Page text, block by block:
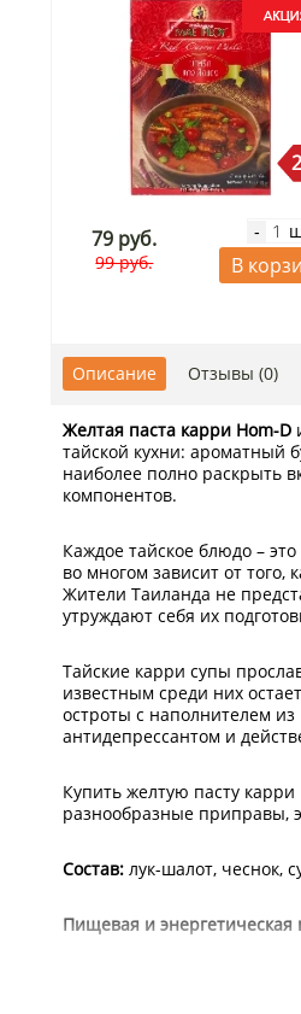
79 руб.
99 руб.
-
В
Описание Отзывы (0)
Желтая паста карри Hom-D
тайской кухни: ароматный
наиболее полно раскрыть
компонентов.
Каждое тайское блюдо –
во многом зависит от
Жители Таиланда не
утруждают себя их
Тайские карри супы
известным среди них
остроты с наполнителем
антидепрессантом и
Купить желтую пасту
разнообразные приправы,
Состав: лук-шалот, чеснок,
Пищевая и энергетическая